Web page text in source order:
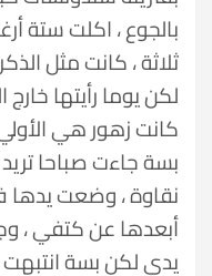
بالجوع ، اكلت ستة
ثلاثة ، كانت مثل
لكن يوما رأيتها
كانت زهور هي
بسة جاءت صباحا
نقاوة ، وضعت
أبعدها عن كتفي ،
يدي لكن بسة